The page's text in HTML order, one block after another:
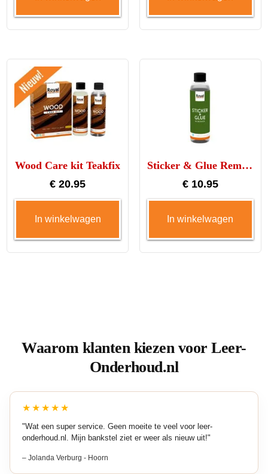
Wood Care kit Teakfix
€ 20.95
In winkelwagen
Sticker & Glue Remover
€10.95
In winkelwagen
Waarom klanten kiezen voor Leer-
Onderhoud.nl
★★★★★
"Wat een super service. Geen moeite te veel voor leer-
onderhoud.nl. Mijn bankstel ziet er weer als nieuw uit!"
– Jolanda Verburg - Hoorn